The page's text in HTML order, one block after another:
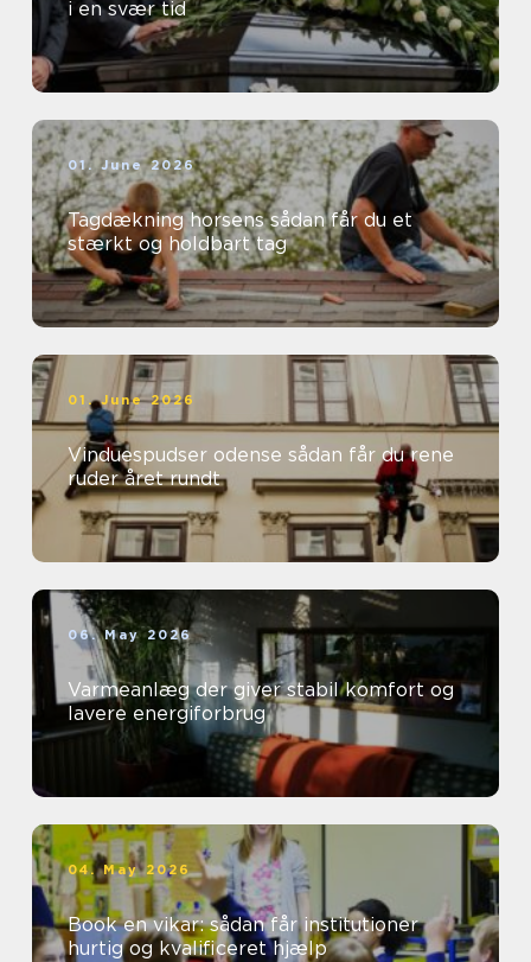
i en svær tid
01. June 2026
Tagdækning horsens sådan får du et
stærkt og holdbart tag
01. June 2026
Vinduespudser odense sådan får du rene
ruder året rundt
06. May 2026
Varmeanlæg der giver stabil komfort og
lavere energiforbrug
04. May 2026
Book en vikar: sådan får institutioner
hurtig og kvalificeret hjælp